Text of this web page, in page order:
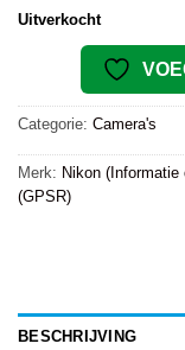
€
Uitverkocht
Categorie: Camera's
Merk: Nikon
(GPSR)
BESCHRIJVING